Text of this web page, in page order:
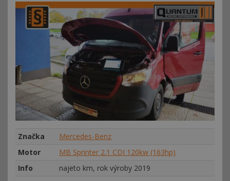
Značka
Mercedes-Benz
Motor
MB Sprinter 2.1 CDI 120kw (163hp)
Info
najeto km, rok výroby 2019